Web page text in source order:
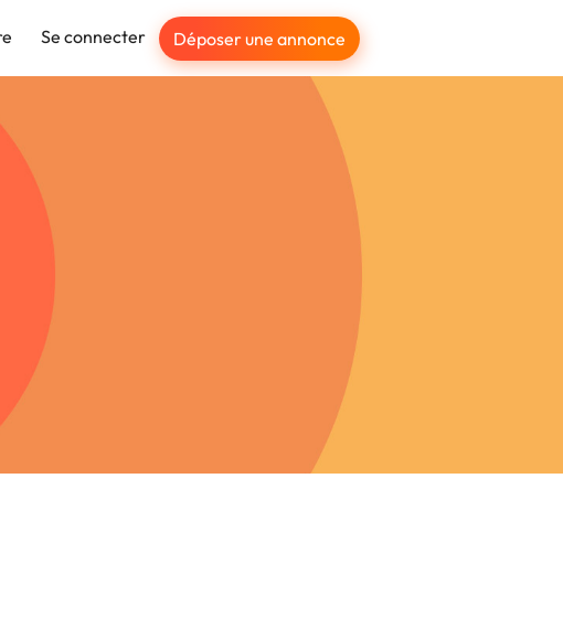
Se connecter Déposer une annonce